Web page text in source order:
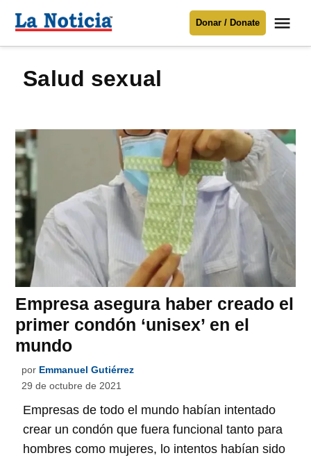
Para mantenerte informado necesitamos
contenido
Noticia
Donar / Donate
salud sexual
Empresa asegura haber creado el
primer condón ‘unisex’ en el
mundo
por Emmanuel Gutiérrez
29 de octubre de 2021
Empresas de todo el mundo habían intentado
crear un condón que fuera funcional tanto para
hombres como mujeres, lo intentos habían sido